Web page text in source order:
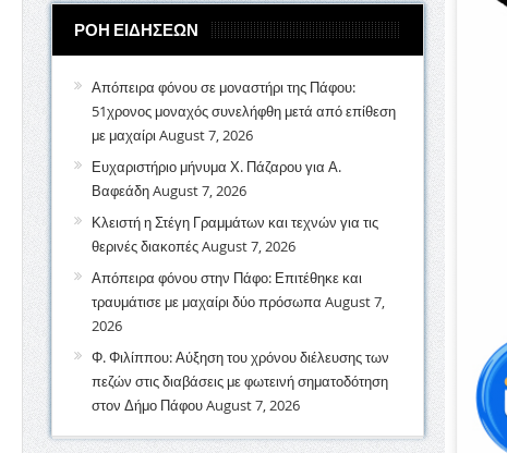
ΡΟΗ ΕΙΔΗΣΕΩΝ
Απόπειρα φόνου σε μοναστήρι της Πάφου:
51χρονος μοναχός συνελήφθη μετά από επίθεση
με μαχαίριAugust 7, 2026
Ευχαριστήριο μήνυμα Χ. Πάζαρου για Α.
ΒαφεάδηAugust 7, 2026
Κλειστή η Στέγη Γραμμάτων και τεχνών για τις
θερινές διακοπέςAugust 7, 2026
Απόπειρα φόνου στην Πάφο: Επιτέθηκε και
τραυμάτισε με μαχαίρι δύο πρόσωπα August 7,
2026
Φ. Φιλίππου: Αύξηση του χρόνου διέλευσης των
πεζών στις διαβάσεις με φωτεινή σηματοδότηση
στον Δήμο ΠάφουAugust 7, 2026